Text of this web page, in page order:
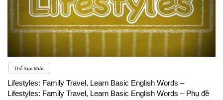
Thể loại khác
Lifestyles: Family Travel, Learn Basic English Words –
Lifestyles: Family Travel, Learn Basic English Words – Phụ đề